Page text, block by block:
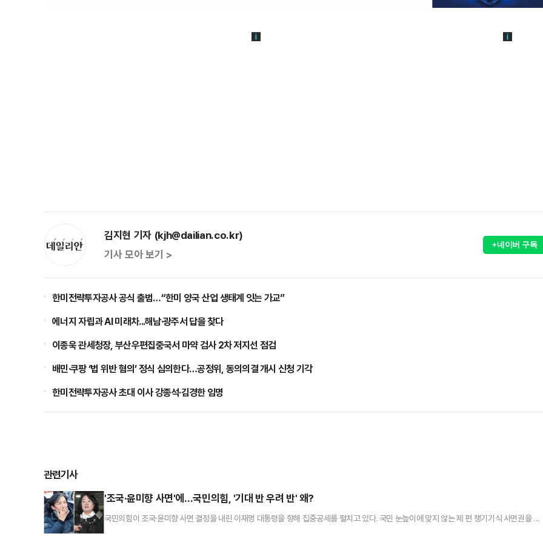
김지현 기자 (kjh@dailian.co.kr)
기사 모아 보기 >
+네이버 구독
한미전략투자공사 공식 출범…“한미 양국 산업 생태계 잇는 가교”
에너지 자립과 AI 미래차...해남·광주서 답을 찾다
이종욱 관세청장, 부산우편집중국서 마약 검사 2차 저지선 점검
배민·쿠팡 ‘법 위반 혐의’ 정식 심의한다…공정위, 동의의결 개시 신청 기각
한미전략투자공사 초대 이사 강종석·김경한 임명
관련기사
'조국·윤미향 사면'에…국민의힘, '기대 반 우려 반' 왜?
국민의힘이 조국·윤미향 사면 결정을 내린 이재명 대통령을 향해 집중공세를 펼치고 있다. 국민 눈높이에 맞지 않는 제 편 챙기기식 사면권을 남